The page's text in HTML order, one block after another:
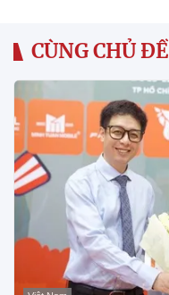
CÙNG CHỦ ĐỀ